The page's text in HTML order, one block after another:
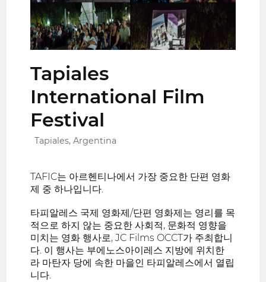
Tapiales
International Film
Festival
Tapiales, Argentina
TAFIC는 아르헨티나에서 가장 중요한 단편 영화
제 중 하나입니다.
타피알레스 국제 영화제/단편 영화제는 영리를 목
적으로 하지 않는 중요한 사회적, 문화적 영향을
미치는 영화 행사로, JC Films OCCT가 주최합니
다. 이 행사는 부에노스아이레스 지방에 위치한
라 마탄자 당에 속한 마을인 타피알레스에서 열립
니다.